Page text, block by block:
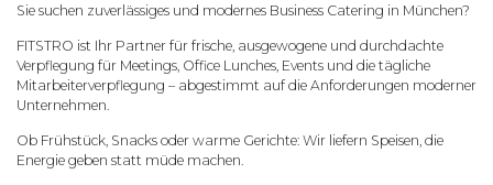
Sie suchen zuverlässiges und modernes Business Catering in München?
FITSTRO ist Ihr Partner für frische, ausgewogene und durchdachte
Verpflegung für Meetings, Office Lunches, Events und die tägliche
Mitarbeiterverpflegung – abgestimmt auf die Anforderungen moderner
Unternehmen.
Ob Frühstück, Snacks oder warme Gerichte: Wir liefern Speisen, die
Energie geben statt müde machen.